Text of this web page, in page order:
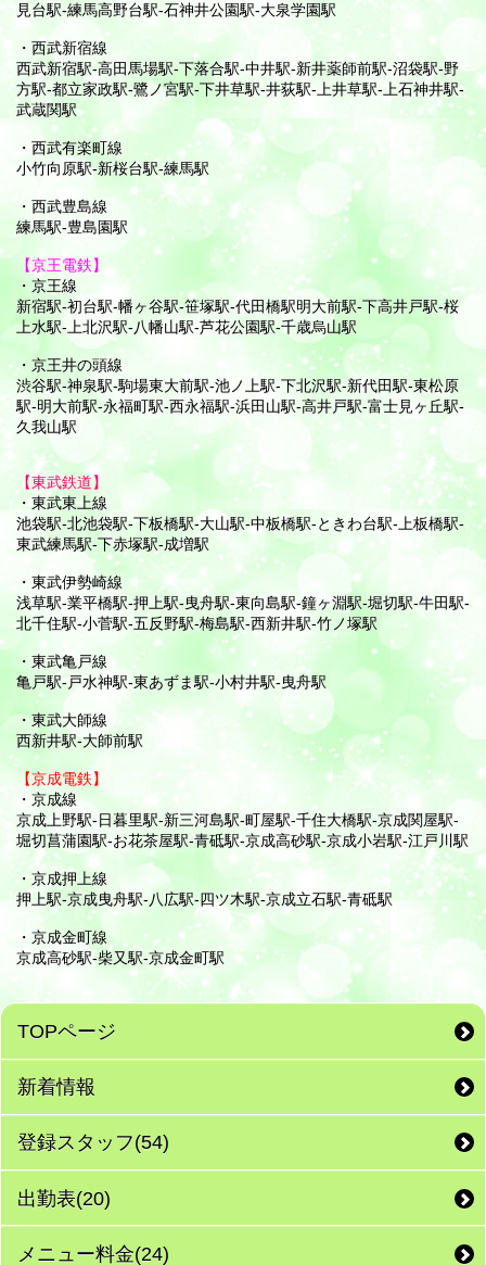
見台駅-練馬高野台駅-石神井公園駅-大泉学園駅
・西武新宿線
西武新宿駅-高田馬場駅-下落合駅-中井駅-新井薬師前駅-沼袋駅-野
方駅-都立家政駅-鷺ノ宮駅-下井草駅-井荻駅-上井草駅-上石神井駅-
武蔵関駅
・西武有楽町線
小竹向原駅-新桜台駅-練馬駅
・西武豊島線
練馬駅-豊島園駅
【京王電鉄】
・京王線
新宿駅-初台駅-幡ヶ谷駅-笹塚駅-代田橋駅明大前駅-下高井戸駅-桜
上水駅-上北沢駅-八幡山駅-芦花公園駅-千歳烏山駅
・京王井の頭線
渋谷駅-神泉駅-駒場東大前駅-池ノ上駅-下北沢駅-新代田駅-東松原
駅-明大前駅-永福町駅-西永福駅-浜田山駅-高井戸駅-富士見ヶ丘駅-
久我山駅
【東武鉄道】
・東武東上線
池袋駅-北池袋駅-下板橋駅-大山駅-中板橋駅-ときわ台駅-上板橋駅-
東武練馬駅-下赤塚駅-成増駅
・東武伊勢崎線
浅草駅-業平橋駅-押上駅-曳舟駅-東向島駅-鐘ヶ淵駅-堀切駅-牛田駅-
北千住駅-小菅駅-五反野駅-梅島駅-西新井駅-竹ノ塚駅
・東武亀戸線
亀戸駅-戸水神駅-東あずま駅-小村井駅-曳舟駅
・東武大師線
西新井駅-大師前駅
【京成電鉄】
・京成線
京成上野駅-日暮里駅-新三河島駅-町屋駅-千住大橋駅-京成関屋駅-
堀切菖蒲園駅-お花茶屋駅-青砥駅-京成高砂駅-京成小岩駅-江戸川駅
・京成押上線
押上駅-京成曳舟駅-八広駅-四ツ木駅-京成立石駅-青砥駅
・京成金町線
京成高砂駅-柴又駅-京成金町駅
TOPページ
新着情報
登録スタッフ(54)
出勤表(20)
メニュー料金(24)